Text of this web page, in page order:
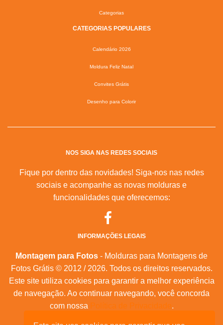
Categorias
CATEGORIAS POPULARES
Calendário 2026
Moldura Feliz Natal
Convites Grátis
Desenho para Colorir
NOS SIGA NAS REDES SOCIAIS
Fique por dentro das novidades! Siga-nos nas redes
sociais e acompanhe as novas molduras e
funcionalidades que oferecemos:
INFORMAÇÕES LEGAIS
Montagem para Fotos - Molduras para Montagens de
Fotos Grátis © 2012 / 2026. Todos os direitos reservados.
Este site utiliza cookies para garantir a melhor experiência
de navegação. Ao continuar navegando, você concorda
com nossa Política de Privacidade.